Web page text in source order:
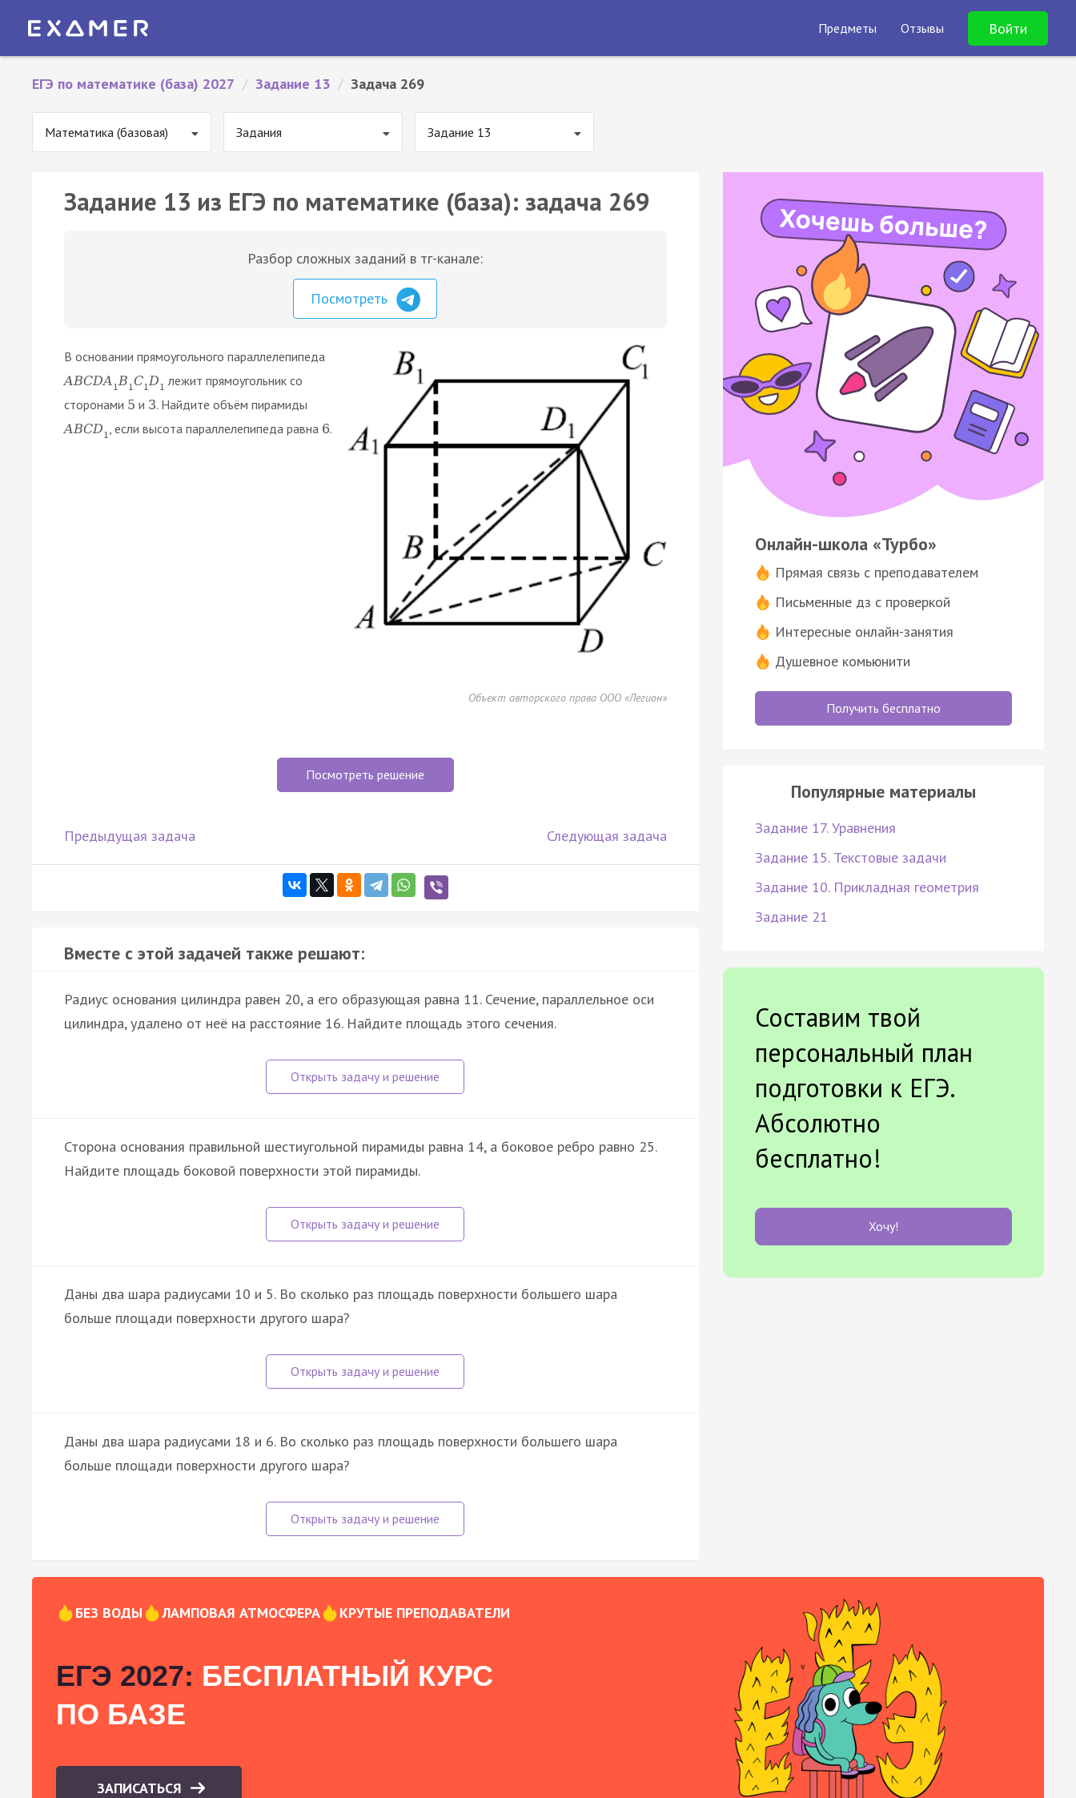
Предметы Отзывы Войти
ЕГЭ по математике (база) 2027 / Задание 13 / Задача 269
Математика (базовая) Задания Задание 13
Задание 13 из ЕГЭ по математике (база): задача 269
Разбор сложных заданий в тг-канале:
Посмотреть
В основании прямоугольного параллелепипеда
ABCDA 1 B1 C1 D1 лежит прямоугольник со
сторонами 5 и 3. Найдите объём пирамиды
ABCD1 , если высота параллелепипеда равна 6.
Объект авторского права ООО «Легион»
Посмотреть решение
Предыдущая задача Следующая задача
Вместе с этой задачей также решают:
Радиус основания цилиндра равен 20, а его образующая равна 11. Сечение, параллельное оси
цилиндра, удалено от неё на расстояние 16. Найдите площадь этого сечения.
Сторона основания правильной шестиугольной пирамиды равна 14, а боковое ребро равно 25.
Найдите площадь боковой поверхности этой пирамиды.
Даны два шара радиусами 10 и 5. Во сколько раз площадь поверхности большего шара
больше площади поверхности другого шара?
Даны два шара радиусами 18 и 6. Во сколько раз площадь поверхности большего шара
больше площади поверхности другого шара?
Онлайн-школа «Турбо»
Прямая связь с преподавателем
Письменные дз с проверкой
Интересные онлайн-занятия
Душевное комьюнити
Получить бесплатно
Популярные материалы
Задание 17. Уравнения
Задание 15. Текстовые задачи
Задание 10. Прикладная геометрия
Задание 21
Составим твой
персональный план
подготовки к ЕГЭ.
Абсолютно
бесплатно!
Хочу!
БЕЗ ВОДЫ ЛАМПОВАЯ АТМОСФЕРА КРУТЫЕ ПРЕПОДАВАТЕЛИ
ЕГЭ 2027: БЕСПЛАТНЫЙ КУРС
ПО БАЗЕ
ЗАПИСАТЬСЯ